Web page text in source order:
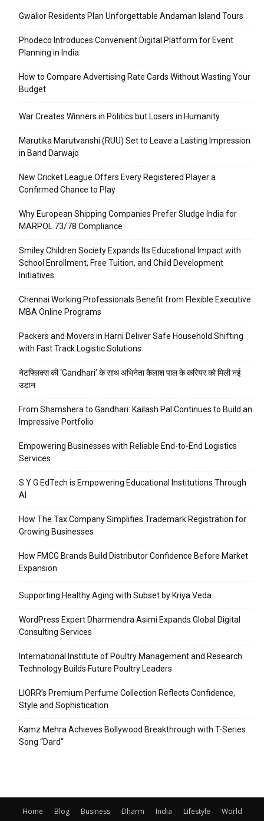
Gwalior Residents Plan Unforgettable Andaman Island Tours
Phodeco Introduces Convenient Digital Platform for Event
Planning in India
How to Compare Advertising Rate Cards Without Wasting Your
Budget
War Creates Winners in Politics but Losers in Humanity
Marutika Marutvanshi (RUU) Set to Leave a Lasting Impression
in Band Darwajo
New Cricket League Offers Every Registered Player a
Confirmed Chance to Play
Why European Shipping Companies Prefer Sludge India for
MARPOL 73/78 Compliance
Smiley Children Society Expands Its Educational Impact with
School Enrollment, Free Tuition, and Child Development
Initiatives
Chennai Working Professionals Benefit from Flexible Executive
MBA Online Programs
Packers and Movers in Harni Deliver Safe Household Shifting
with Fast Track Logistic Solutions
नेटफ्लिक्स की ‘Gandhari’ के साथ अभिनेता कैलाश पाल के करियर को मिली नई
उड़ान
From Shamshera to Gandhari: Kailash Pal Continues to Build an
Impressive Portfolio
Empowering Businesses with Reliable End-to-End Logistics
Services
S Y G EdTech is Empowering Educational Institutions Through
AI
How The Tax Company Simplifies Trademark Registration for
Growing Businesses
How FMCG Brands Build Distributor Confidence Before Market
Expansion
Supporting Healthy Aging with Subset by Kriya Veda
WordPress Expert Dharmendra Asimi Expands Global Digital
Consulting Services
International Institute of Poultry Management and Research
Technology Builds Future Poultry Leaders
LIORR’s Premium Perfume Collection Reflects Confidence,
Style and Sophistication
Kamz Mehra Achieves Bollywood Breakthrough with T-Series
Song “Dard”
Home Blog Business Dharm India Lifestyle World